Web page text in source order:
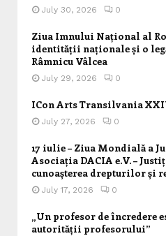
July 30, 2026 0
Ziua Imnului Național al
identității naționale și o
Râmnicu Vâlcea
July 29, 2026 0
ICon Arts Transilvania
July 27, 2026 0
17 iulie – Ziua Mondială a
Asociația DACIA e.V. –
cunoașterea drepturilor și
July 17, 2026 0
„Un profesor de încredere
autorității profesorului”